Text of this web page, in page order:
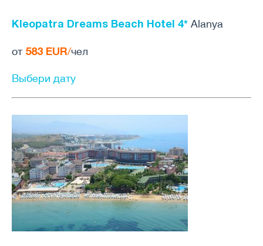
Kleopatra Dreams Beach Hotel 4* Alanya
от 583 EUR/чел
Выбери дату